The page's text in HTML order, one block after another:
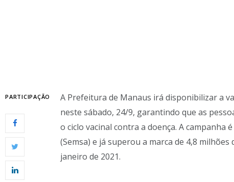
PARTICIPAÇÃO
A Prefeitura de Manaus irá disponibilizar a
neste sábado, 24/9, garantindo que as
o ciclo vacinal contra a doença. A campanha
(Semsa) e já superou a marca de 4,8
janeiro de 2021.